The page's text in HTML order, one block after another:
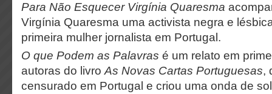
Para Não Esquecer Virgínia Quaresma
Virgínia Quaresma uma activista negra e
primeira mulher jornalista em Portugal.
O que Podem as Palavras é um relato em
autoras do livro As Novas Cartas Portuguesas,
censurado em Portugal e criou uma onda de